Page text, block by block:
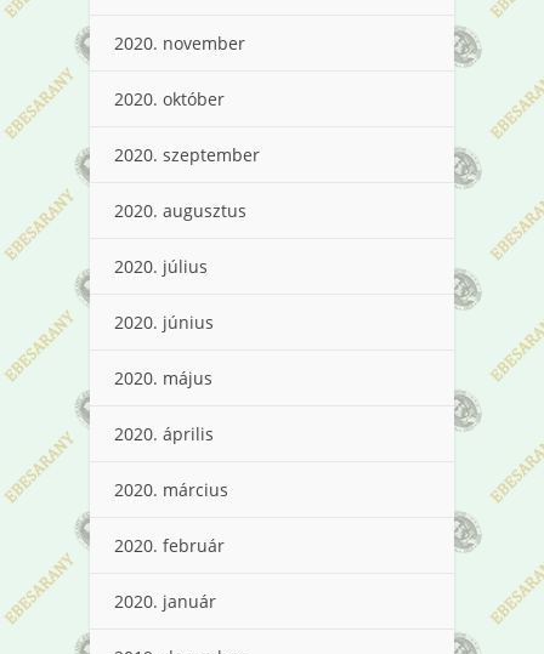
2020. november
2020. október
2020. szeptember
2020. augusztus
2020. július
2020. június
2020. május
2020. április
2020. március
2020. február
2020. január